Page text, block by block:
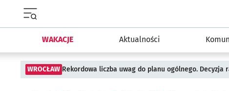
WAKACJE Aktualności
WROCŁAW Rekordowa liczba uwag do planu ogólnego. Decyzja